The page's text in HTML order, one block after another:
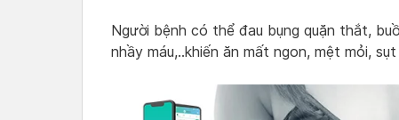
Người bệnh có thể đau bụng quặn thắt,
nhầy máu,..khiến ăn mất ngon, mệt mỏi,